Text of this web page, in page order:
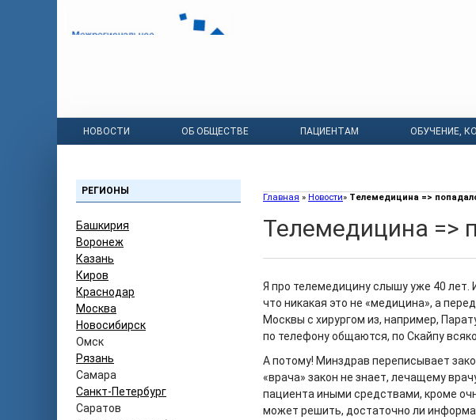
НОВОСТИ ОБ ОБЩЕСТВЕ ПАЦИЕНТАМ ОБУЧЕНИЕ,
РЕГИОНЫ
Башкирия
Воронеж
Казань
Киров
Краснодар
Москва
Новосибирск
Омск
Рязань
Самара
Санкт-Петербург
Саратов
Главная » Новости» Телемедицина =>
Телемедицина =>
Я про телемедицину слышу уже 40
что никакая это не «медицина», а
Москвы с хирургом из, например,
по телефону общаются, по Скайпу
А потому! Минздрав переписывает
«врача» закон не знает, лечащему
пациента иными средствами, кроме
может решить, достаточно ли